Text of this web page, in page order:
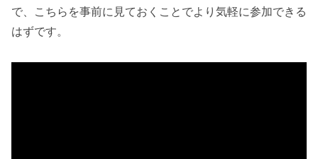
で、こちらを事前に見ておくことでより気軽に参加できる
はずです。